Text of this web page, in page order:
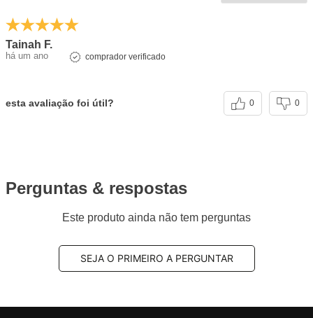
Tainah F.
há um ano comprador verificado
esta avaliação foi útil? 0 0
Perguntas & respostas
Este produto ainda não tem perguntas
SEJA O PRIMEIRO A PERGUNTAR